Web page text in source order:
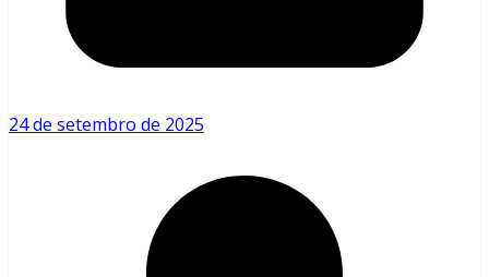
24 de setembro de 2025